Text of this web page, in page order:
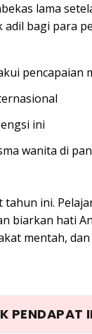
lama
bagi para
pencapaian
ini
wanita di
ini.
biarkan hati
mentah,
PENDAPAT